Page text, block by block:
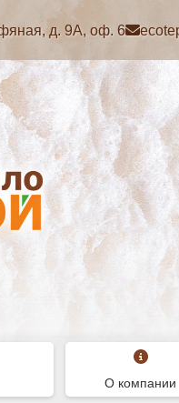
д. 9А, оф. 6
О компании